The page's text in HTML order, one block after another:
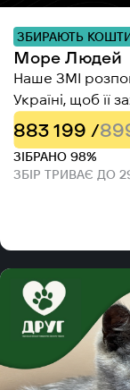
ЗБИРАЮТЬ
Море Людей
Наше ЗМІ розповідає про людей, які
Україні, щоб її
883 199 /
ЗІБРАНО 98%
ЗБІР ТРИВАЄ ДО